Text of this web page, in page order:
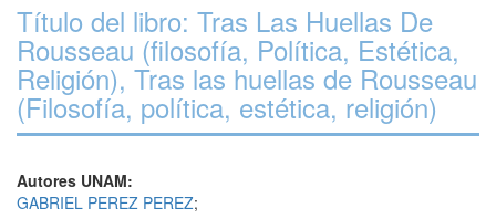
Título del libro: Tras Las Huellas De
Rousseau (filosofía, Política, Estética,
Religión), Tras las huellas de Rousseau
(Filosofía, política, estética, religión)
Autores UNAM:
GABRIEL PEREZ PEREZ;